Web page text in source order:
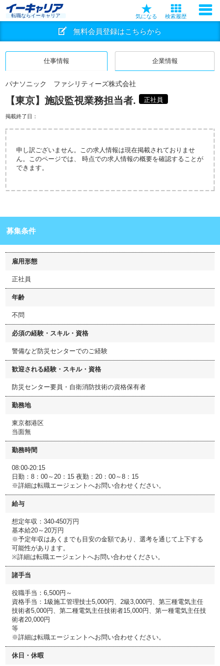
転職ならイーキャリア 気になる 検索履歴
無料会員登録はこちらから
仕事情報 企業情報
パナソニック ファシリティーズ株式会社
【東京】施設監視業務担当者. 正社員
掲載終了日：
申し訳ございません。この求人情報は現在掲載されておりませ
ん。このページでは、 時点での求人情報の概要を確認することが
できます。
募集条件
雇用形態
正社員
年齢
不問
必須の経験・スキル・資格
警備など防災センターでのご経験
歓迎される経験・スキル・資格
防災センター要員・自衛消防技術の資格保有者
勤務地
東京都港区
当面無
勤務時間
08:00-20:15
日勤：8：00～20：15 夜勤：20：00～8：15
※詳細は転職エージェントへお問い合わせください。
給与
想定年収：340-450万円
基本給20～20万円
※予定年収はあくまでも目安の金額であり、選考を通じて上下する
可能性があります。
※詳細は転職エージェントへお問い合わせください。
諸手当
役職手当：6,500円～
資格手当：1級施工管理技士5,000円、2級3,000円、第三種電気主任
技術者5,000円、第二種電気主任技術者15,000円、第一種電気主任技
術者20,000円
等
※詳細は転職エージェントへお問い合わせください。
休日・休暇